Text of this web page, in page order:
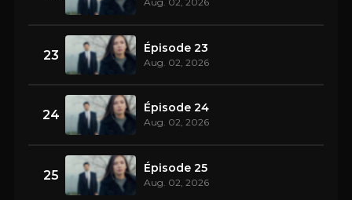
23 Épisode 23
Aug. 02, 2026
24 Épisode 24
Aug. 02, 2026
25 Épisode 25
Aug. 02, 2026